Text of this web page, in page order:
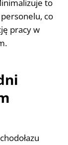
to
co
pracy w